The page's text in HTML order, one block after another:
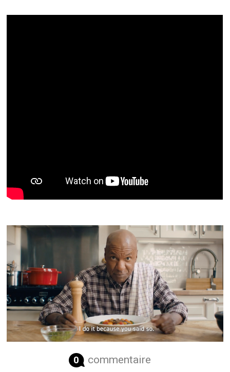
0 commentaire